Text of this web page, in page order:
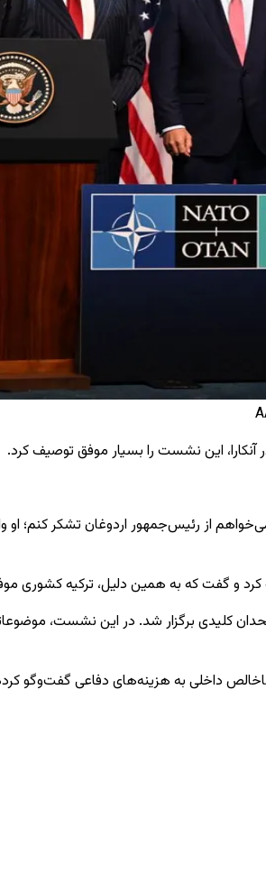
این نشست را بسیار موفق توصیف کرد.
از رئیس‌جمهور اردوغان تشکر
و گفت که به همین دلیل، ترکیه کشوری
رهبران کشورهای عضو این ائتلاف ۳۲ عضوی و شماری از متحدان
داخلی به هزینه‌های دفاعی گفت‌وگو